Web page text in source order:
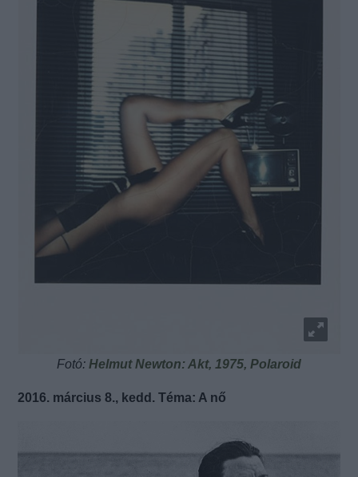
Fotó: Helmut Newton: Akt, 1975, Polaroid
2016. március 8., kedd. Téma: A nő